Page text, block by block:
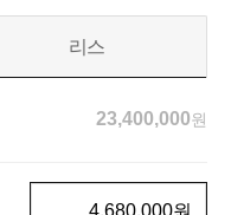
리스
23,400,000원
원